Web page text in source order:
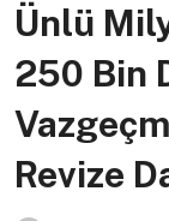
Ünlü
250 Bin
Revize